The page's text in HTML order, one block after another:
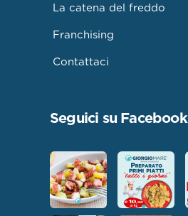
La catena del freddo
Franchising
Contattaci
Seguici su Facebook